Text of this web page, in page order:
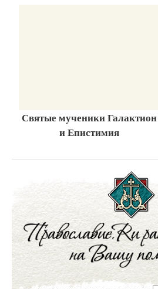
Святые мученики Галактион
и Епистимия